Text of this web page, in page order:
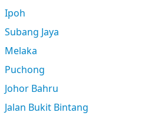
Ipoh
Subang Jaya
Melaka
Puchong
Johor Bahru
Jalan Bukit Bintang